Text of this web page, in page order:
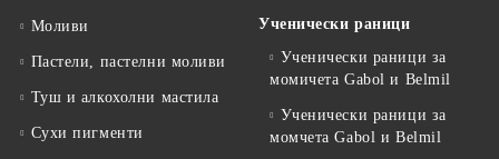
Моливи
Пастели, пастелни моливи
Туш и алкохолни мастила
Сухи пигменти
Ученически раници
Ученически раници за
момичета Gabol и Belmil
Ученически раници за
момчета Gabol и Belmil